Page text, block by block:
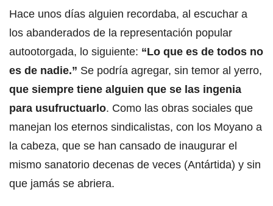
Hace unos días alguien recordaba, al escuchar a
los abanderados de la representación popular
autootorgada, lo siguiente: “Lo que es de todos no
es de nadie.” Se podría agregar, sin temor al yerro,
que siempre tiene alguien que se las ingenia
para usufructuarlo. Como las obras sociales que
manejan los eternos sindicalistas, con los Moyano a
la cabeza, que se han cansado de inaugurar el
mismo sanatorio decenas de veces (Antártida) y sin
que jamás se abriera.